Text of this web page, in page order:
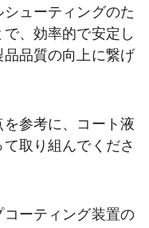
ューティングのた
、効率的で安定し
品質の向上に繋げ
参考に、コート液
取り組んでくださ
ーティング装置の